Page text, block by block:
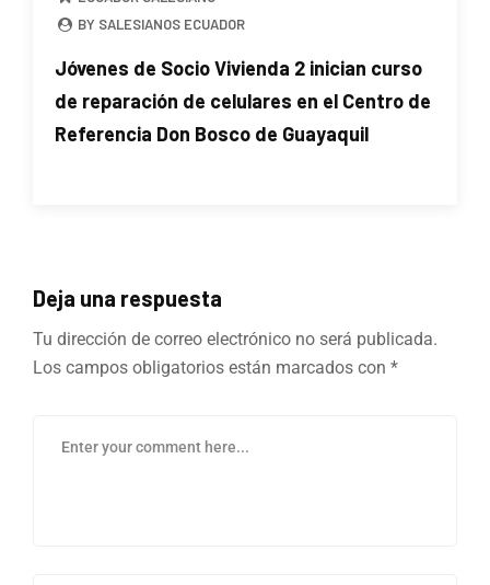
BY SALESIANOS ECUADOR
Jóvenes de Socio Vivienda 2 inician curso
de reparación de celulares en el Centro de
Referencia Don Bosco de Guayaquil
Deja una respuesta
Tu dirección de correo electrónico no será publicada.
Los campos obligatorios están marcados con *